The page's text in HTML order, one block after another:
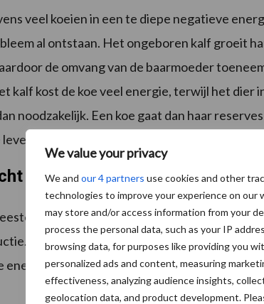
We value your privacy
We and our 4 partners use cookies and other
technologies to improve your experience on our
may store and/or access information from your
process the personal data, such as your IP
browsing data, for purposes like providing you
personalized ads and content, measuring
effectiveness, analyzing audience insights,
geolocation data, and product development.
veel koeien in een te diepe negatieve
al ontstaan. Het ongeboren kalf groeit
de omvang van de baarmoeder
kalf kost de koe veel energie, terwijl het dier
noodzakelijk. Een koe gaat dan haar reserves
gaat vervetten.
aan begin van lactatie
koeien in een verstoorde energiebalans.
Hierbij geldt hetzelfde, de
kan opgevangen worden door